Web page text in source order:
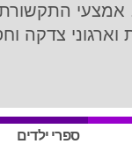
צדקה
ספרי ילדים